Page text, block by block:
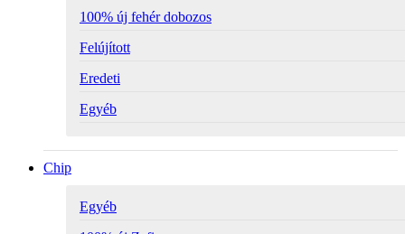
100% új fehér dobozos
Felújított
Eredeti
Egyéb
Chip
Egyéb